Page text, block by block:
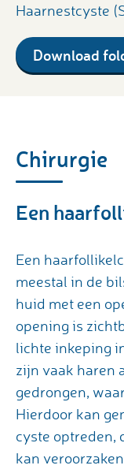
Haarnestcyste
Download
Chirurgie
Een
Een
meestal in de
huid met een
opening is
lichte inkeping
zijn vaak haren
gedrongen,
Hierdoor kan
cyste optreden,
kan